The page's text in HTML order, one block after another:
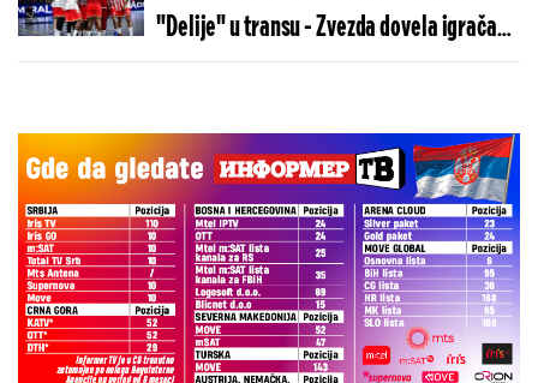
"Delije" u transu - Zvezda dovela igrača
Real Madrida!